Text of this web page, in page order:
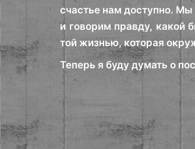
счастье нам доступно.
и говорим правду,
той жизнью, которая
Теперь я буду думать о